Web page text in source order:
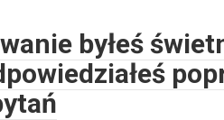
byłeś